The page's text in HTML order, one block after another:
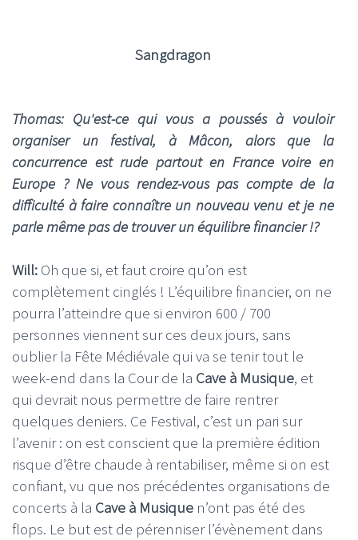
Sangdragon
Thomas: Qu'est-ce qui vous a poussés à vouloir
organiser un festival, à Mâcon, alors que la
concurrence est rude partout en France voire en
Europe ? Ne vous rendez-vous pas compte de la
difficulté à faire connaître un nouveau venu et je ne
parle même pas de trouver un équilibre financier !?
Will: Oh que si, et faut croire qu’on est
complètement cinglés ! L’équilibre financier, on ne
pourra l’atteindre que si environ 600 / 700
personnes viennent sur ces deux jours, sans
oublier la Fête Médiévale qui va se tenir tout le
week-end dans la Cour de la Cave à Musique, et
qui devrait nous permettre de faire rentrer
quelques deniers. Ce Festival, c’est un pari sur
l’avenir : on est conscient que la première édition
risque d’être chaude à rentabiliser, même si on est
confiant, vu que nos précédentes organisations de
concerts à la Cave à Musique n’ont pas été des
flops. Le but est de pérenniser l’évènement dans